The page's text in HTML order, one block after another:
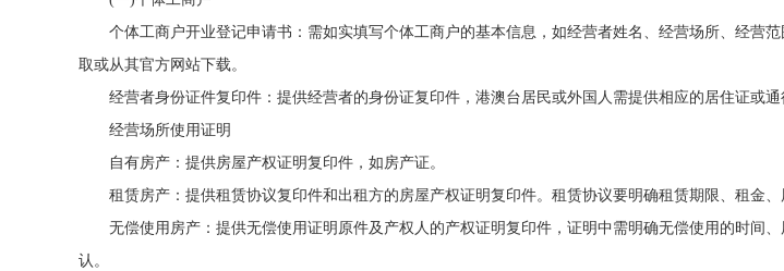
个体工商户开业登记申请书：需如实填写个体工商户的基本信息，如经营者姓名、经营场所、经营
取或从其官方网站下载。
经营者身份证件复印件：提供经营者的身份证复印件，港澳台居民或外国人需提供相应的居住证或通
经营场所使用证明
自有房产：提供房屋产权证明复印件，如房产证。
租赁房产：提供租赁协议复印件和出租方的房屋产权证明复印件。租赁协议要明确租赁期限、租金、
无偿使用房产：提供无偿使用证明原件及产权人的产权证明复印件，证明中需明确无偿使用的时间
认。